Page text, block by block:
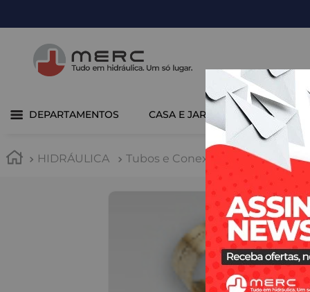
DEPARTAMENTOS CASA E JARDIM COZINHA
HIDRÁULICA Tubos e Conexões Pex